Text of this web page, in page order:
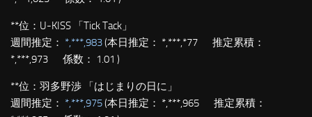
**位： U-KISS 「Tick Tack」
週間推定： *,***,983(本日推定： *,***,*77 推定累積：
*,***,973 係数： 1.01 )
**位： 羽多野渉 「はじまりの日に」
週間推定： *,***,975(本日推定： *,***,965 推定累積：